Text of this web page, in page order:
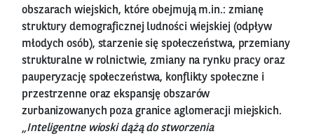
obszarach wiejskich, które obejmują m.in.: zmianę
struktury demograficznej ludności wiejskiej (odpływ
młodych osób), starzenie się społeczeństwa, przemiany
strukturalne w rolnictwie, zmiany na rynku pracy oraz
pauperyzację społeczeństwa, konflikty społeczne i
przestrzenne oraz ekspansję obszarów
zurbanizowanych poza granice aglomeracji miejskich.
„Inteligentne wioski dążą do stworzenia